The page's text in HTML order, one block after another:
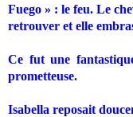
Fuego » : le feu. Le
retrouver et elle
Ce fut une
prometteuse.
Isabella reposait